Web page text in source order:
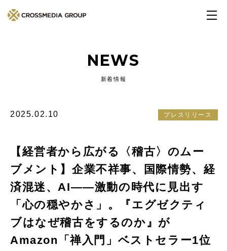
NEWS
新着情報
2025.02.10 プレスリリース
【経営者から広がる〈稽古〉のムー
ブメント】企業不祥事、国際情勢、経
済混迷、AI――激動の時代に見出す
「心の穏やかさ」。『エグゼクティ
ブはなぜ稽古をするのか』が
Amazon「禅入門」ベストセラー1位